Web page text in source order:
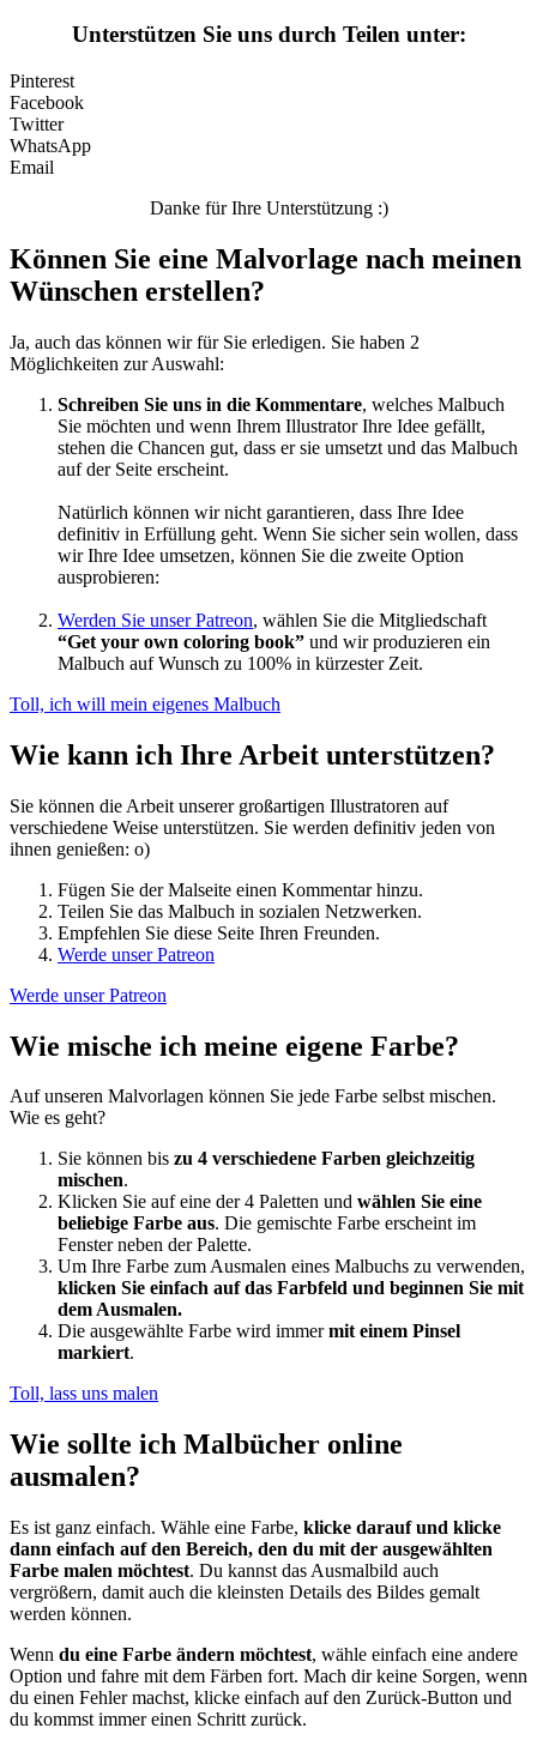
Unterstützen Sie uns durch Teilen unter:
Pinterest
Facebook
Twitter
WhatsApp
Email
Danke für Ihre Unterstützung :)
Können Sie eine Malvorlage nach meinen
Wünschen erstellen?
Ja, auch das können wir für Sie erledigen. Sie haben 2
Möglichkeiten zur Auswahl:
Schreiben Sie uns in die Kommentare, welches Malbuch
Sie möchten und wenn Ihrem Illustrator Ihre Idee gefällt,
stehen die Chancen gut, dass er sie umsetzt und das Malbuch
auf der Seite erscheint.
Natürlich können wir nicht garantieren, dass Ihre Idee
definitiv in Erfüllung geht. Wenn Sie sicher sein wollen, dass
wir Ihre Idee umsetzen, können Sie die zweite Option
ausprobieren:
Werden Sie unser Patreon, wählen Sie die Mitgliedschaft
“Get your own coloring book” und wir produzieren ein
Malbuch auf Wunsch zu 100% in kürzester Zeit.
Toll, ich will mein eigenes Malbuch
Wie kann ich Ihre Arbeit unterstützen?
Sie können die Arbeit unserer großartigen Illustratoren auf
verschiedene Weise unterstützen. Sie werden definitiv jeden von
ihnen genießen: o)
Fügen Sie der Malseite einen Kommentar hinzu.
Teilen Sie das Malbuch in sozialen Netzwerken.
Empfehlen Sie diese Seite Ihren Freunden.
Werde unser Patreon
Werde unser Patreon
Wie mische ich meine eigene Farbe?
Auf unseren Malvorlagen können Sie jede Farbe selbst mischen.
Wie es geht?
Sie können bis zu 4 verschiedene Farben gleichzeitig
mischen.
Klicken Sie auf eine der 4 Paletten und wählen Sie eine
beliebige Farbe aus. Die gemischte Farbe erscheint im
Fenster neben der Palette.
Um Ihre Farbe zum Ausmalen eines Malbuchs zu verwenden,
klicken Sie einfach auf das Farbfeld und beginnen Sie mit
dem Ausmalen.
Die ausgewählte Farbe wird immermit einem Pinsel
markiert.
Toll, lass uns malen
Wie sollte ich Malbücher online
ausmalen?
Es ist ganz einfach. Wähle eine Farbe, klicke darauf und klicke
dann einfach auf den Bereich, den du mit der ausgewählten
Farbe malen möchtest. Du kannst das Ausmalbild auch
vergrößern, damit auch die kleinsten Details des Bildes gemalt
werden können.
Wenn du eine Farbe ändern möchtest, wähle einfach eine andere
Option und fahre mit dem Färben fort. Mach dir keine Sorgen, wenn
du einen Fehler machst, klicke einfach auf den Zurück-Button und
du kommst immer einen Schritt zurück.